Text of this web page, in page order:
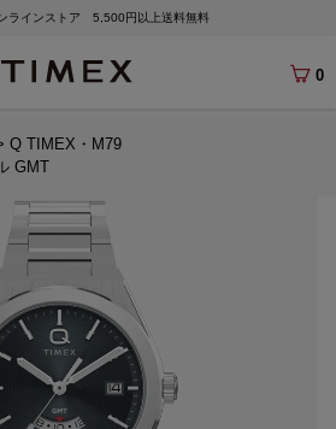
ラインストア 5,500円以上送料無料
0
Q TIMEX・M79
GMT